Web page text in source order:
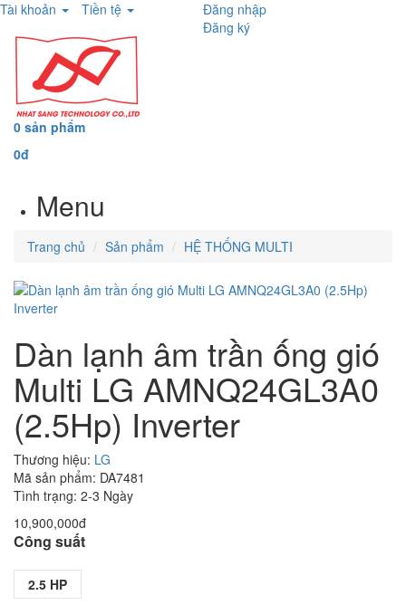
Tài khoản Tiền tệ
Đăng nhập
Đăng ký
0 sản phẩm
0đ
Menu
Trang chủ Sản phẩm HỆ THỐNG MULTI
Dàn lạnh âm trần ống gió
Multi LG AMNQ24GL3A0
(2.5Hp) Inverter
Thương hiệu: LG
Mã sản phẩm: DA7481
Tình trạng: 2-3 Ngày
10,900,000đ
Công suất
2.5 HP